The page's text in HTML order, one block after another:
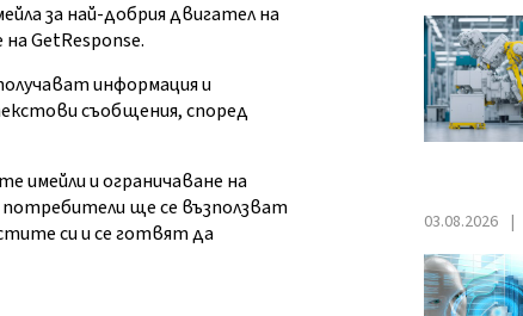
за най-добрия двигател на
GetResponse.
информация и
съобщения, според
имейли и ограничаване на
ще се възползват
си и се готвят да
03.08.2026